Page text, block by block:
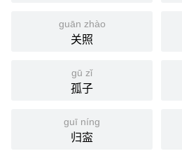
guān zhào
关照
gū zǐ
孤子
guī níng
归寍